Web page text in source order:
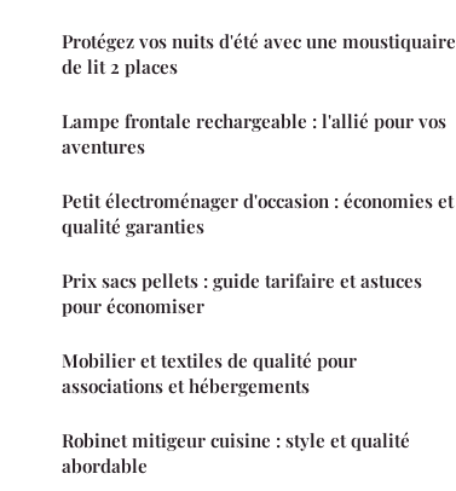
Protégez vos nuits d'été avec une moustiquaire
de lit 2 places
Lampe frontale rechargeable : l'allié pour vos
aventures
Petit électroménager d'occasion : économies et
qualité garanties
Prix sacs pellets : guide tarifaire et astuces
pour économiser
Mobilier et textiles de qualité pour
associations et hébergements
Robinet mitigeur cuisine : style et qualité
abordable